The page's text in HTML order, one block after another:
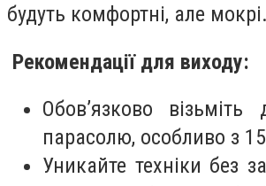
будуть комфортні, але мокрі.
Рекомендації для виходу:
Обов’язково
парасолю, особливо з
Уникайте техніки без